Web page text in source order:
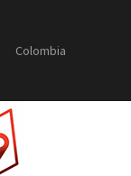
Colombia